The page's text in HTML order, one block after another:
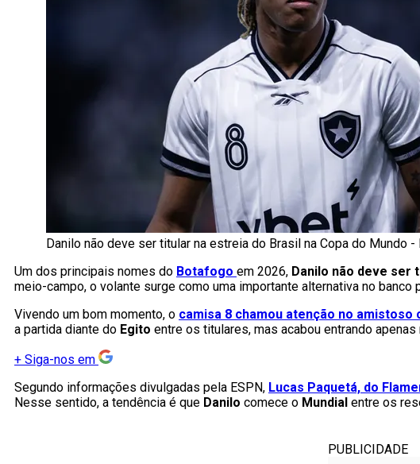
Danilo não deve ser titular na estreia do Brasil na Copa do Mundo
Um dos principais nomes do Botafogo em 2026, Danilo não deve ser
meio-campo, o volante surge como uma importante alternativa no banco
Vivendo um bom momento, o camisa 8 chamou atenção no amistoso
a partida diante do Egito entre os titulares, mas acabou entrando apenas
+ Siga-nos em
Segundo informações divulgadas pela ESPN, Lucas Paquetá, do
Nesse sentido, a tendência é que Danilo comece o Mundial entre os
PUBLICIDADE